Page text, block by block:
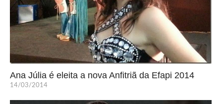
Ana Júlia é eleita a nova Anfitriã da Efapi 2014
14/03/2014